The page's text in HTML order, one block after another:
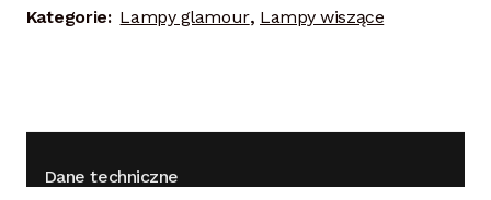
Kategorie: Lampy glamour, Lampy wiszące
Dane techniczne